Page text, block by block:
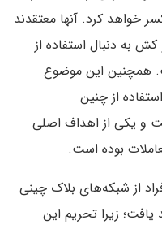
خواهد کرد. آنها معتقدند
کش به دنبال استفاده از
همچنین این موضوع
از چنین
و یکی از اهداف اصلی
بوده است.
از شبکه‌های بلاک چینی
زیرا تحریم این